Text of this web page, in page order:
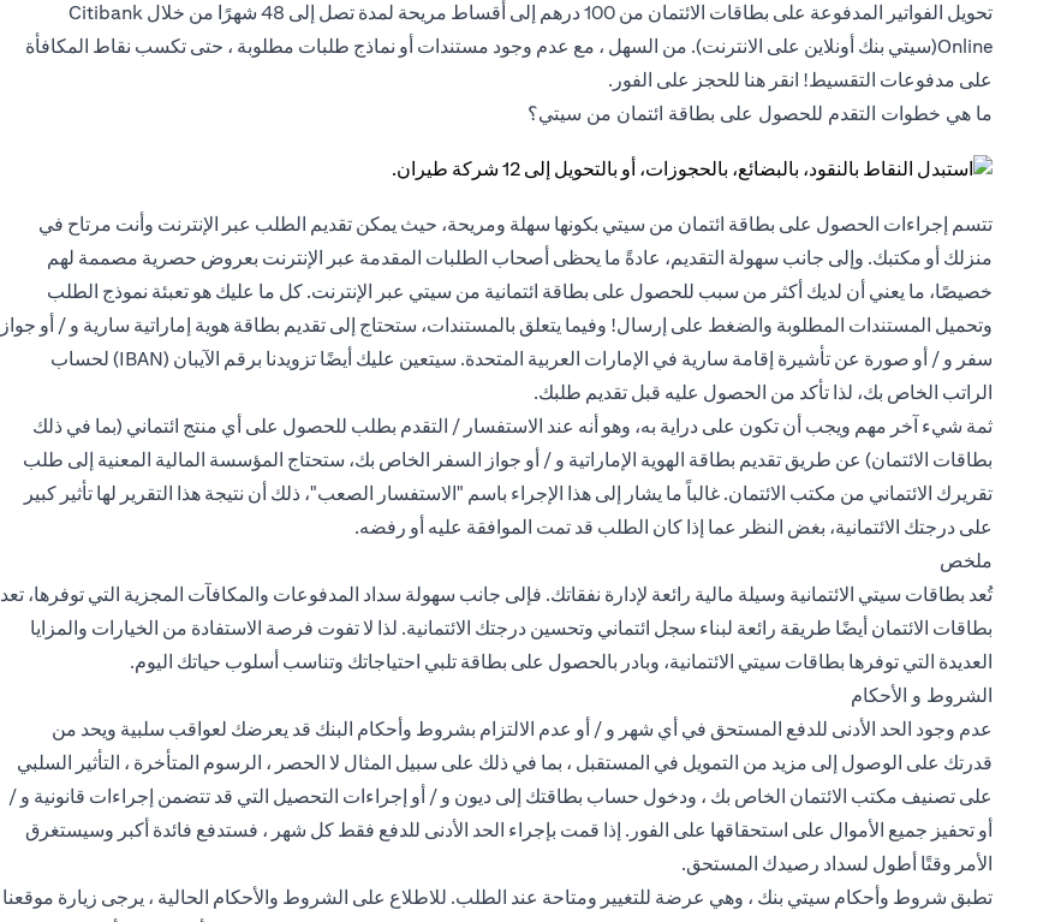
تحويل الفواتير المدفوعة على بطاقات الائتمان من 100 درهم إلى أقساط مريحة لمدة تصل إلى 48 شهرًا من خلال Citibank
Online(سيتي بنك أونلاين على الانترنت). من السهل ، مع عدم وجود مستندات أو نماذج طلبات مطلوبة ، حتى تكسب نقاط المكافأة
على مدفوعات التقسيط! انقر هنا للحجز على الفور.
ما هي خطوات التقدم للحصول على بطاقة ائتمان من سيتي؟
تتسم إجراءات الحصول على بطاقة ائتمان من سيتي بكونها سهلة ومريحة، حيث يمكن تقديم الطلب عبر الإنترنت وأنت مرتاح في
منزلك أو مكتبك. وإلى جانب سهولة التقديم، عادةً ما يحظى أصحاب الطلبات المقدمة عبر الإنترنت بعروض حصرية مصممة لهم
خصيصًا، ما يعني أن لديك أكثر من سبب للحصول على بطاقة ائتمانية من سيتي عبر الإنترنت. كل ما عليك هو تعبئة نموذج الطلب
وتحميل المستندات المطلوبة والضغط على إرسال! وفيما يتعلق بالمستندات، ستحتاج إلى تقديم بطاقة هوية إماراتية سارية و / أو جواز
سفر و / أو صورة عن تأشيرة إقامة سارية في الإمارات العربية المتحدة. سيتعين عليك أيضًا تزويدنا برقم الآيبان (IBAN) لحساب
الراتب الخاص بك، لذا تأكد من الحصول عليه قبل تقديم طلبك.
ثمة شيء آخر مهم ويجب أن تكون على دراية به، وهو أنه عند الاستفسار / التقدم بطلب للحصول على أي منتج ائتماني (بما في ذلك
بطاقات الائتمان) عن طريق تقديم بطاقة الهوية الإماراتية و / أو جواز السفر الخاص بك، ستحتاج المؤسسة المالية المعنية إلى طلب
تقريرك الائتماني من مكتب الائتمان. غالباً ما يشار إلى هذا الإجراء باسم "الاستفسار الصعب"، ذلك أن نتيجة هذا التقرير لها تأثير كبير
على درجتك الائتمانية، بغض النظر عما إذا كان الطلب قد تمت الموافقة عليه أو رفضه.
ملخص
تُعد بطاقات سيتي الائتمانية وسيلة مالية رائعة لإدارة نفقاتك. فإلى جانب سهولة سداد المدفوعات والمكافآت المجزية التي توفرها، تعد
بطاقات الائتمان أيضًا طريقة رائعة لبناء سجل ائتماني وتحسين درجتك الائتمانية. لذا لا تفوت فرصة الاستفادة من الخيارات والمزايا
العديدة التي توفرها بطاقات سيتي الائتمانية، وبادر بالحصول على بطاقة تلبي احتياجاتك وتناسب أسلوب حياتك اليوم.
الشروط و الأحكام
عدم وجود الحد الأدنى للدفع المستحق في أي شهر و / أو عدم الالتزام بشروط وأحكام البنك قد يعرضك لعواقب سلبية ويحد من
قدرتك على الوصول إلى مزيد من التمويل في المستقبل ، بما في ذلك على سبيل المثال لا الحصر ، الرسوم المتأخرة ، التأثير السلبي
على تصنيف مكتب الائتمان الخاص بك ، ودخول حساب بطاقتك إلى ديون و / أو إجراءات التحصيل التي قد تتضمن إجراءات قانونية و /
أو تحفيز جميع الأموال على استحقاقها على الفور. إذا قمت بإجراء الحد الأدنى للدفع فقط كل شهر ، فستدفع فائدة أكبر وسيستغرق
الأمر وقتًا أطول لسداد رصيدك المستحق.
تطبق شروط وأحكام سيتي بنك ، وهي عرضة للتغيير ومتاحة عند الطلب. للاطلاع على الشروط والأحكام الحالية ، يرجى زيارة موقعنا